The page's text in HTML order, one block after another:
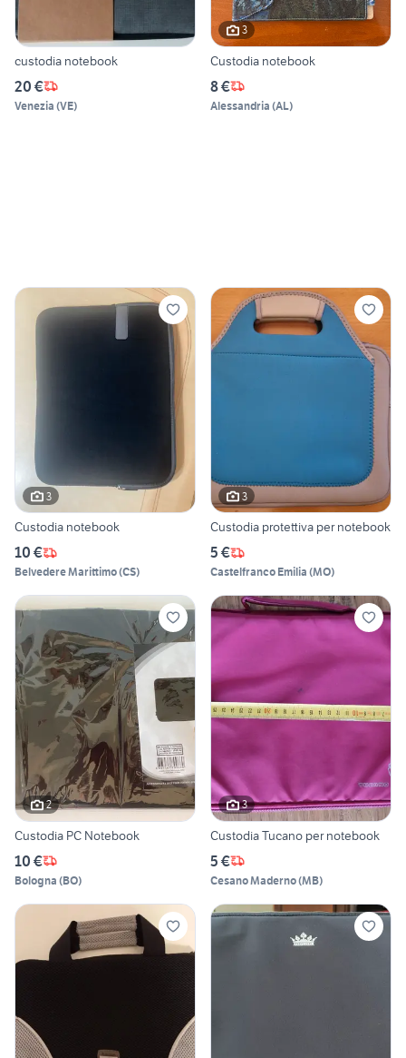
custodia notebook
20 €
Venezia (VE)
3
Custodia notebook
8 €
Alessandria (AL)
3
Custodia notebook
10 €
Belvedere Marittimo(CS)
3
Custodia protettiva per notebook
5 €
Castelfranco Emilia (MO)
2
Custodia PC Notebook
10 €
Bologna (BO)
3
Custodia Tucano per notebook
5 €
Cesano Maderno(MB)